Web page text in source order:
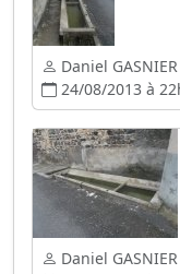
Daniel GASNIER
24/08/2013 à
Daniel GASNIER